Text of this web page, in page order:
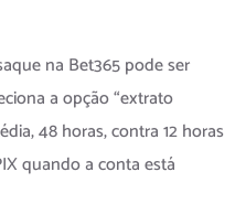
na Bet365 pode ser
a opção “extrato
48 horas, contra 12 horas
quando a conta está